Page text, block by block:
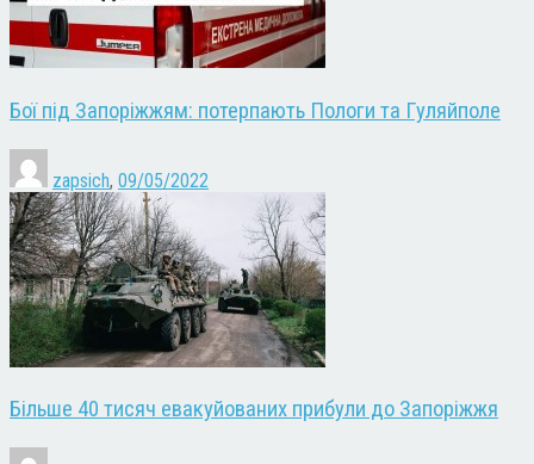
Бої під Запоріжжям: потерпають Пологи та Гуляйполе
zapsich, 09/05/2022
Більше 40 тисяч евакуйованих прибули до Запоріжжя